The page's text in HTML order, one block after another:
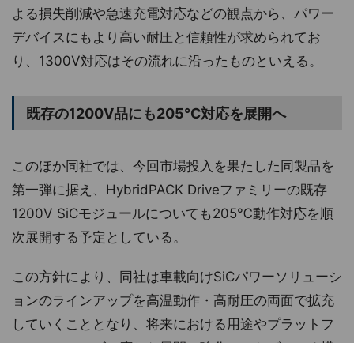
よる損失削減や急速充電対応などの観点から、パワー
デバイスにもより高い耐圧と信頼性が求められてお
り、1300V対応はその流れに沿ったものといえる。
既存の1200V品にも205℃対応を展開へ
このほか同社では、今回市場投入を果たした同製品を
第一弾に据え、HybridPACK Driveファミリーの既存
1200V SiCモジュールについても205℃動作対応を順
次展開する予定としている。
この方針により、同社は車載向けSiCパワーソリューシ
ョンのラインアップを高温動作・高耐圧の両面で拡充
していくこととなり、将来における用途やプラットフ